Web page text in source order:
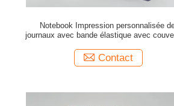
Notebook Impression personnalisée
journaux avec bande élastique avec
Contact